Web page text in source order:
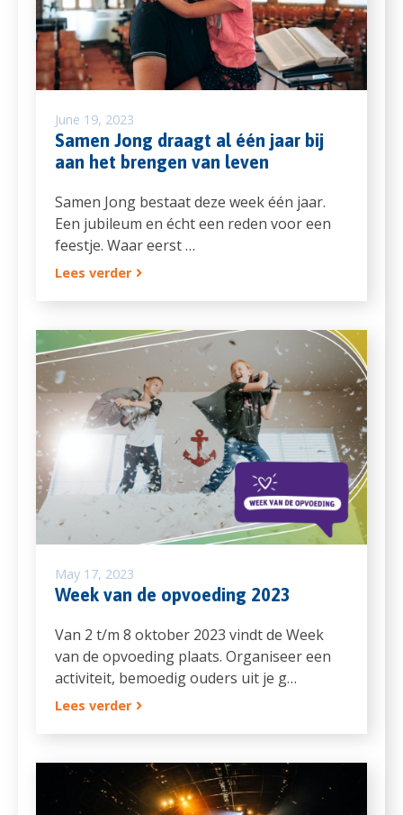
June 19, 2023
Samen Jong draagt al één jaar bij
aan het brengen van leven
Samen Jong bestaat deze week één jaar.
Een jubileum en écht een reden voor een
feestje. Waar eerst …
Lees verder
May 17, 2023
Week van de opvoeding 2023
Van 2 t/m 8 oktober 2023 vindt de Week
van de opvoeding plaats. Organiseer een
activiteit, bemoedig ouders uit je g…
Lees verder